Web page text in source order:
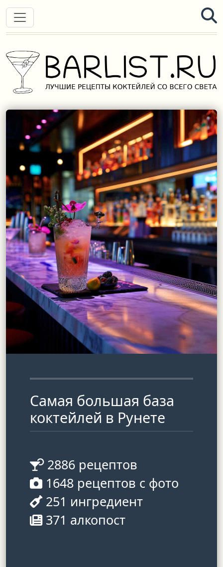
Самая большая база
коктейлей в Рунете
2886 рецептов
1648 рецептов с фото
251 ингредиент
371 алкопост